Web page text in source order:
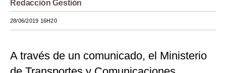
Estilos
Mundo
México
Redacción Gestión
28/06/2019 16H20
A través de un comunicado, el Ministerio